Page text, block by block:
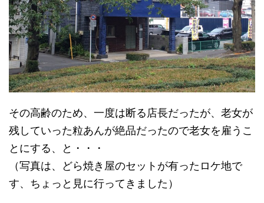
その高齢のため、一度は断る店長だったが、老女が
残していった粒あんが絶品だったので老女を雇うこ
とにする、と・・・
（写真は、どら焼き屋のセットが有ったロケ地で
す、ちょっと見に行ってきました）